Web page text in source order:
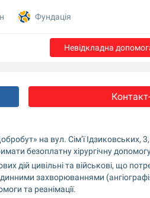
Невідкладна
на вул. Сім’ї Ідзиковських,
безоплатну хірургічну
дій цивільні та військові, що
захворюваннями
та реанімації.
Фундація